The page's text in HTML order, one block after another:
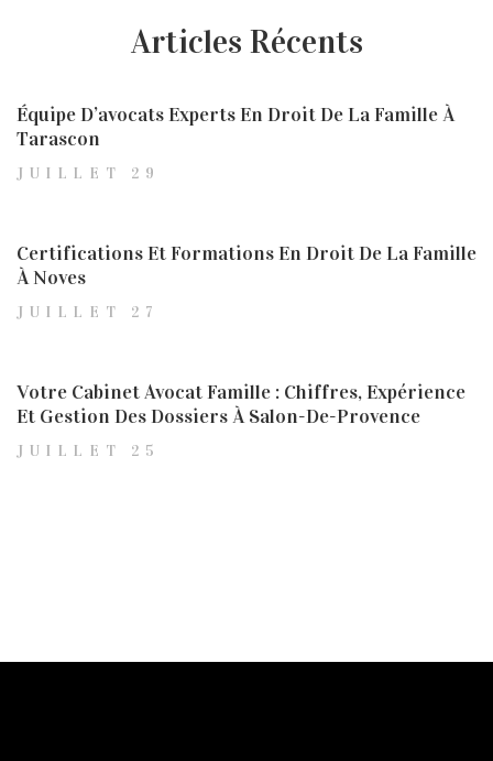
Articles Récents
Équipe D’avocats Experts En Droit De La Famille À
Tarascon
JUILLET 29
Certifications Et Formations En Droit De La Famille
À Noves
JUILLET 27
Votre Cabinet Avocat Famille : Chiffres, Expérience
Et Gestion Des Dossiers À Salon-De-Provence
JUILLET 25